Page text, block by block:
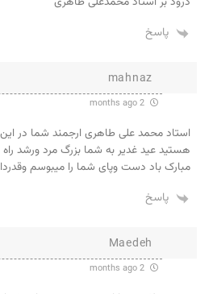
پاسخ
mahnaz
استاد محمد علی طاهری ارجمند شما در این
هستید عید غدیر به شما بزرگ مرد ورشد
مبارک باد دست وپای شما را میبوسم
پاسخ
Maedeh